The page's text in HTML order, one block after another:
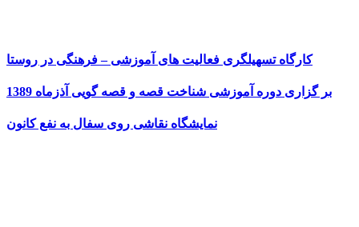
کارگاه تسهیلگری فعالیت های آموزشی – فرهنگی در روستا
بر گزاری دوره آموزشی شناخت قصه و قصه گویی آذزماه 1389
نمایشگاه نقاشی روی سفال به نفع کانون